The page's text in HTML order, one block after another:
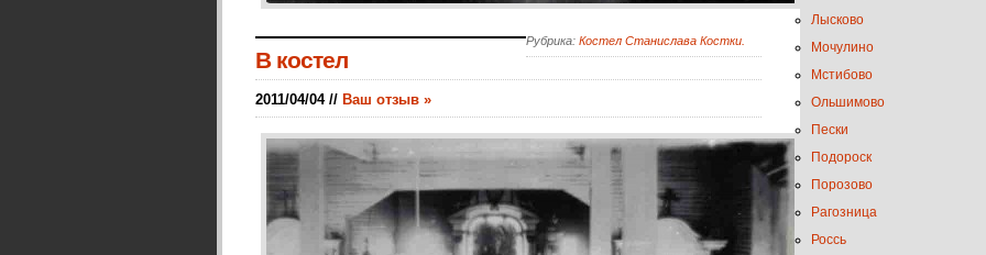
Рубрика: Костел Станислава Костки.
В костел
2011/04/04 // Ваш отзыв »
Лысково
Мочулино
Мстибово
Ольшимово
Пески
Подороск
Порозово
Рагозница
Россь